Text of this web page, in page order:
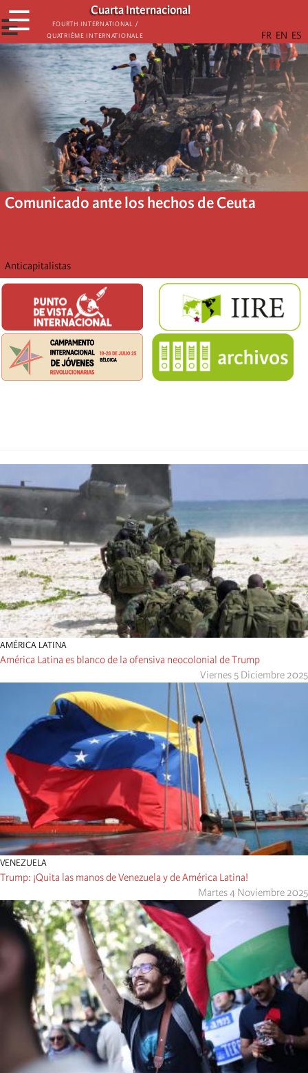
Skip
to
main
content
Cuarta Internacional
Fourth International /
Quatrième internationale
☰
☰
Comunicado ante los hechos de Ceuta
Anticapitalistas
AMÉRICA LATINA
América Latina es blanco de la ofensiva neocolonial de Trump
Viernes 5 Diciembre 2025
VENEZUELA
Trump: ¡Quita las manos de Venezuela y de América Latina!
Martes 4 Noviembre 2025